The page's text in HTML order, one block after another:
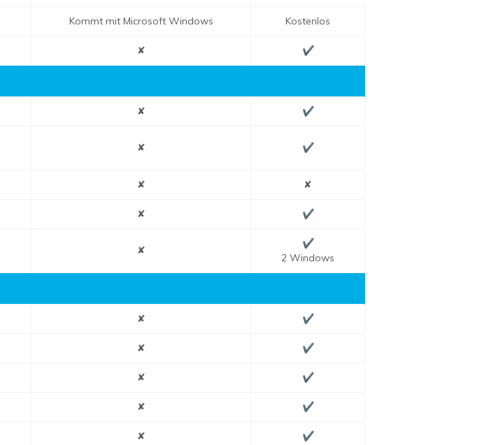
Kommt mit Microsoft Windows Kostenlos
✘ ✔
✘ ✔
✘ ✔
✘ ✘
✘ ✔
✘
✔
2 Windows
✘ ✔
✘ ✔
✘ ✔
✘ ✔
✘ ✔